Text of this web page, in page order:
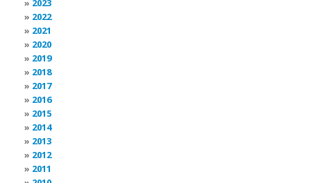
2023
2022
2021
2020
2019
2018
2017
2016
2015
2014
2013
2012
2011